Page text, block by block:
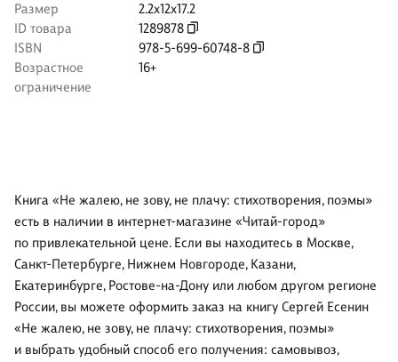
Размер
2.2x12x17.2
ID товара
1289878
ISBN
978-5-699-60748-8
Возрастное
ограничение
16+
Книга «Не жалею, не зову, не плачу: стихотворения, поэмы»
есть в наличии в интернет-магазине «Читай-город»
по привлекательной цене. Если вы находитесь в Москве,
Санкт-Петербурге, Нижнем Новгороде, Казани,
Екатеринбурге, Ростове-на-Дону или любом другом регионе
России, вы можете оформить заказ на книгу Сергей Есенин
«Не жалею, не зову, не плачу: стихотворения, поэмы»
и выбрать удобный способ его получения: самовывоз,